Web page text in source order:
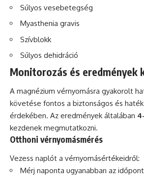
Súlyos vesebetegség
Myasthenia gravis
Szívblokk
Súlyos dehidráció
Monitorozás és eredmények
A magnézium vérnyomásra gyakorolt
követése fontos a biztonságos és
érdekében. Az eredmények általában
kezdenek megmutatkozni.
Otthoni vérnyomásmérés
Vezess naplót a vérnyomásértékeidről:
Mérj naponta ugyanabban az